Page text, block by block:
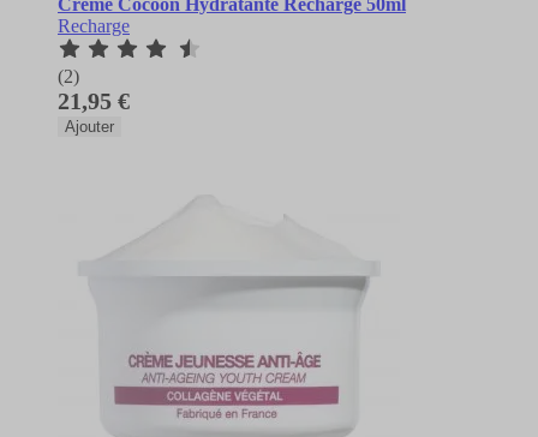
Recharge
(2)
21,95 €
Ajouter